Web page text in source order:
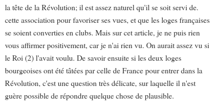
la tête de la Révolution; il est assez naturel qu'il se soit servi de.
cette association pour favoriser ses vues, et que les loges françaises
se soient converties en clubs. Mais sur cet article, je ne puis rien
vous affirmer positivement, car je n'ai rien vu. On aurait assez vu si
le Roi (2) l'avait voulu. De savoir ensuite si les deux loges
bourgeoises ont été tâtées par celle de France pour entrer dans la
Révolution, c'est une question très délicate, sur laquelle il n'est
guère possible de répondre quelque chose de plausible.